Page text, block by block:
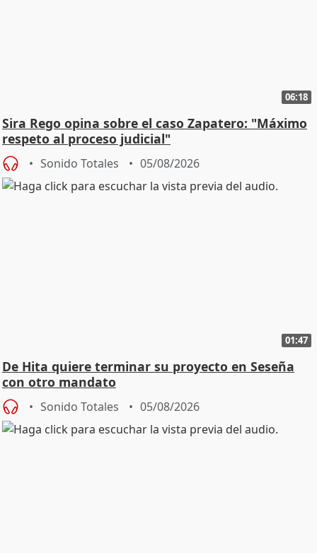
06:18
Sira Rego opina sobre el caso Zapatero: "Máximo
respeto al proceso judicial"
Sonido Totales 05/08/2026
01:47
De Hita quiere terminar su proyecto en Seseña
con otro mandato
Sonido Totales 05/08/2026